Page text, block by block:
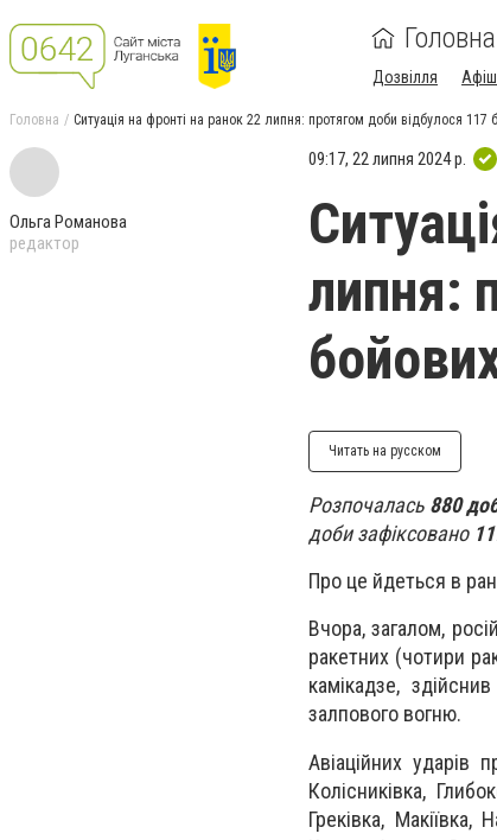
Головна
Дозвілля
Головна Ситуація на фронті на ранок 22 липня: протягом доби відбулося 117
Ольга Романова
редактор
09:17, 22 липня 2024 р.
липня:
Читать на русском
Розпочалась 880
доби зафіксовано
Про це йдеться в
Вчора, загалом,
ракетних (чотири
камікадзе,
залпового вогню.
Авіаційних ударів
Колісниківка,
Греківка,